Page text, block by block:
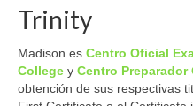
Trinity
Madison es Centro Oficial
College y Centro
obtención de sus respectivas